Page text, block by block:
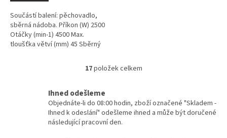
Součástí balení: pěchovadlo,
sběrná nádoba. Příkon (W) 2500
Otáčky (min-1) 4500 Max.
tloušťka větví (mm) 45 Sběrný
O
á
d
a
17položek celkem
Ihned odešleme
Objednáte-li do 08:00 hodin, zboží označené "Skladem -
Ihned k odeslání" odešleme ihned a může být doručené
následující pracovní den.